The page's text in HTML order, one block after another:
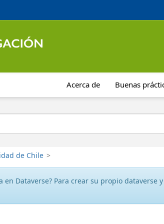
Acerca de Buenas
de Chile >
en Dataverse? Para crear su propio